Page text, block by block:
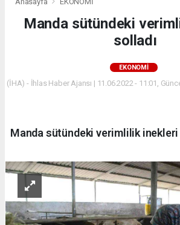
Manda sütündeki
solladı
EKONOMİ
(İHA) - İhlas Haber Ajansı | 11.06.2022 - 11:01,
Manda sütündeki verimlilik inekleri